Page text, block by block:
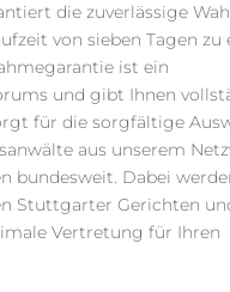
die zuverlässige
von sieben Tagen zu
ist ein
und gibt Ihnen
für die sorgfältige
aus unserem
bundesweit. Dabei
Stuttgarter Gerichten
Vertretung für Ihren